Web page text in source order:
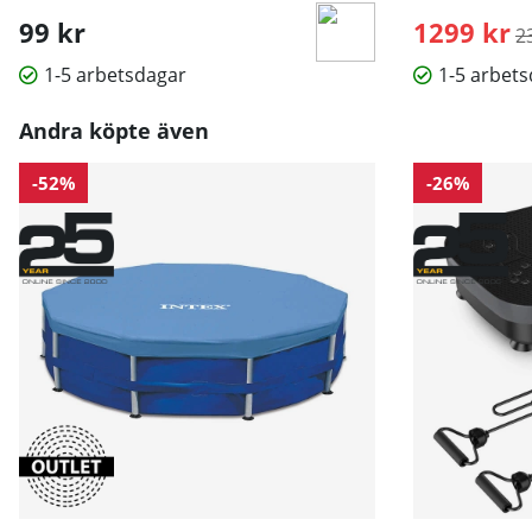
99 kr
1-5 arbetsdagar
1299 kr
1-5
Andra köpte även
-52% -26%